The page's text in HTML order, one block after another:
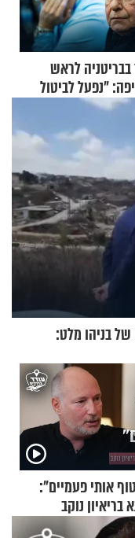
לראש
״נפעל לביטול
התאומות״
בניהו מלט:
אותי פעמיים":
בריאיון נוקב